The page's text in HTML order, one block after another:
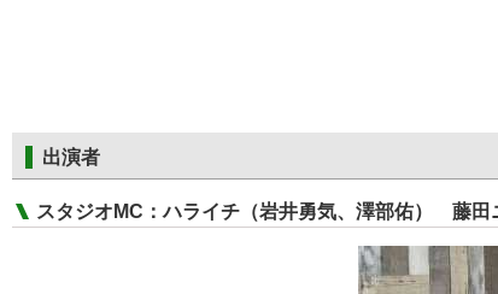
出演者
スタジオMC：ハライチ（岩井勇気、澤部佑） 藤田